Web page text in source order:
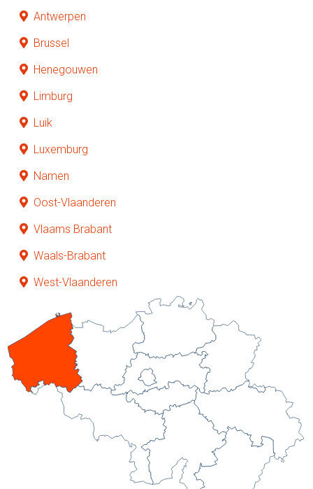
Antwerpen
Brussel
Henegouwen
Limburg
Luik
Luxemburg
Namen
Oost-Vlaanderen
Vlaams Brabant
Waals-Brabant
West-Vlaanderen